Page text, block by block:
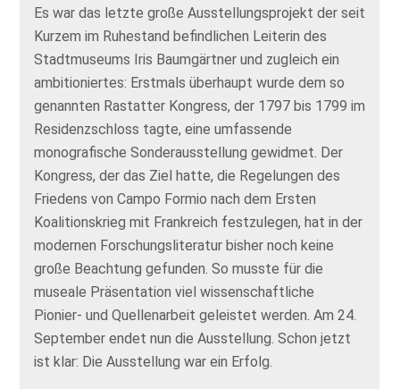
Es war das letzte große Ausstellungsprojekt der seit
Kurzem im Ruhestand befindlichen Leiterin des
Stadtmuseums Iris Baumgärtner und zugleich ein
ambitioniertes: Erstmals überhaupt wurde dem so
genannten Rastatter Kongress, der 1797 bis 1799 im
Residenzschloss tagte, eine umfassende
monografische Sonderausstellung gewidmet. Der
Kongress, der das Ziel hatte, die Regelungen des
Friedens von Campo Formio nach dem Ersten
Koalitionskrieg mit Frankreich festzulegen, hat in der
modernen Forschungsliteratur bisher noch keine
große Beachtung gefunden. So musste für die
museale Präsentation viel wissenschaftliche
Pionier- und Quellenarbeit geleistet werden. Am 24.
September endet nun die Ausstellung. Schon jetzt
ist klar: Die Ausstellung war ein Erfolg.